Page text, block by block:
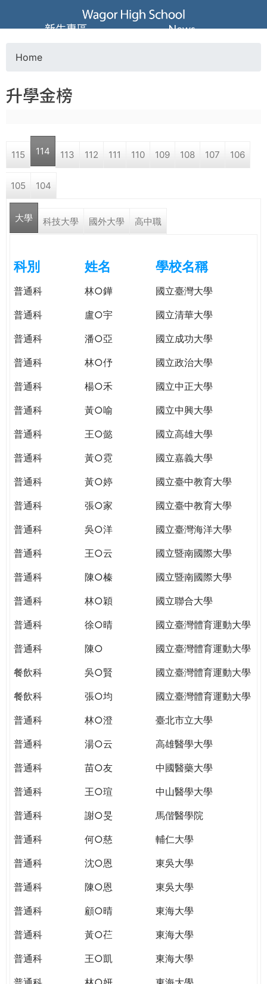
Jump to navigation
葳
格
高
學
格。
WAGOR
TODAY
THE
WORLD
PUTTING
YOU
THE
CITIZENSHIP
o
a
r
e
e
r
e
Home
升學金榜
115 114 113 112 111 110 109 108 107 106
105 104
大學 科技大學 國外大學 高中職
科別 姓名 學校名稱
普通科 林○鏵
國立臺灣大學
普通科
盧○宇
國立清華大學
普通科
潘○亞
國立成功大學
普通科
林○伃
國立政治大學
普通科
楊○禾
國立中正大學
普通科
黃○喻
國立中興大學
普通科
王○懿
國立高雄大學
普通科
黃○霓
國立嘉義大學
普通科
黃○婷
國立臺中教育大學
普通科
張○家
國立臺中教育大學
普通科
吳○洋
國立臺灣海洋大學
普通科
王○云
國立暨南國際大學
普通科
陳○榛
國立暨南國際大學
普通科
林○穎
國立聯合大學
普通科
徐○晴
國立臺灣體育運動大學
普通科
陳○
國立臺灣體育運動大學
餐飲科
吳○賢
國立臺灣體育運動大學
餐飲科
張○均
國立臺灣體育運動大學
普通科
林○澄
臺北市立大學
普通科
湯○云
高雄醫學大學
普通科
苗○友
中國醫藥大學
普通科
王○瑄
中山醫學大學
普通科
謝○旻
馬偕醫學院
普通科
何○慈
輔仁大學
普通科
沈○恩
東吳大學
普通科
陳○恩
東吳大學
普通科
顧○晴
東海大學
普通科
黃○芢
東海大學
普通科
王○凱
東海大學
新生專區 News